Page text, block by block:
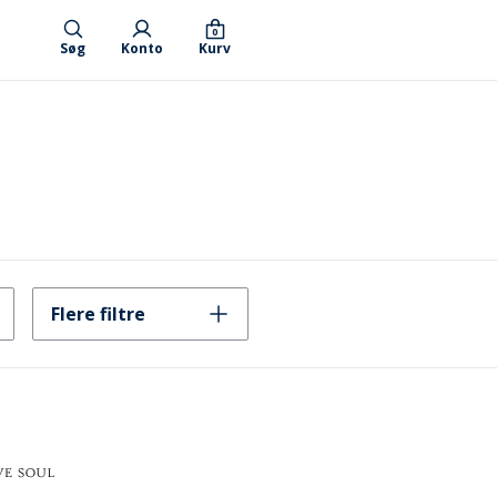
Søg Konto Kurv
0
Flere filtre